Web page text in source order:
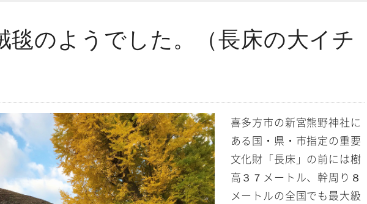
毯のようでした。（長床の大イチ
喜多方市の新宮熊野神社に
ある国・県・市指定の重要
文化財「長床」の前には樹
高３７メートル、幹周り８
メートルの全国でも最大級